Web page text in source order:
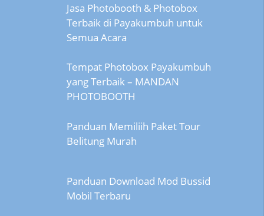
Jasa Photobooth & Photobox
Terbaik di Payakumbuh untuk
Semua Acara
Tempat Photobox Payakumbuh
yang Terbaik – MANDAN
PHOTOBOOTH
Panduan Memiliih Paket Tour
Belitung Murah
Panduan Download Mod Bussid
Mobil Terbaru